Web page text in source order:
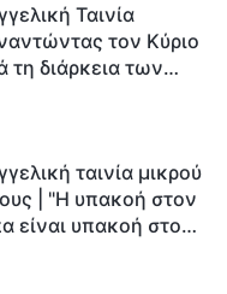
Ταινία
τον Κύριο
τη διάρκεια των
Οι
χτυπούν.
η αντίστροφη
ταινία μικρού
| "Η υπακοή στον
είναι υπακοή στον